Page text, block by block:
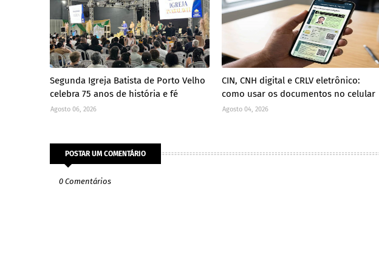
Segunda Igreja Batista de Porto Velho
celebra 75 anos de história e fé
Agosto 06, 2026
CIN, CNH digital e CRLV eletrônico:
como usar os documentos no celular
Agosto 04, 2026
POSTAR UM COMENTÁRIO
0 Comentários